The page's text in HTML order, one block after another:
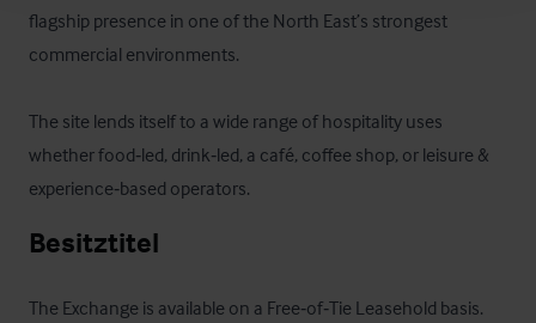
flagship presence in one of the North East’s strongest
commercial environments.
The site lends itself to a wide range of hospitality uses
whether food‑led, drink‑led, a café, coffee shop, or leisure &
experience‑based operators.
Besitztitel
The Exchange is available on a Free‑of‑Tie Leasehold basis.